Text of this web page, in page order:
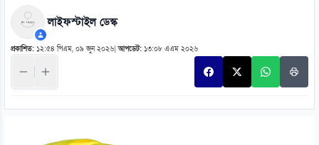
লাইফস্টাইল ডেস্ক
প্রকাশিত: ১২:৫৪ পিএম, ০৯ জুন ২০২৬ |আপডেট: ১৩:০৮ এএম ২০২৬